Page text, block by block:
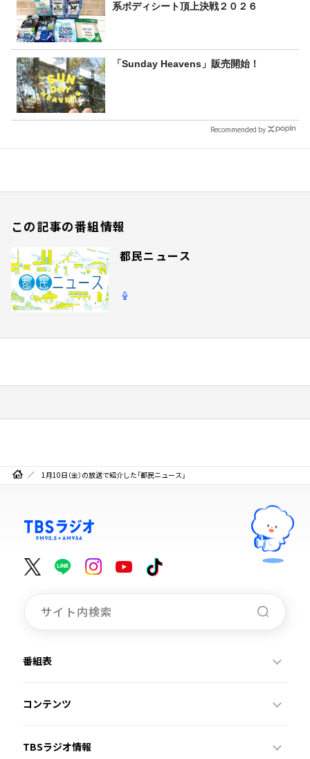
系ボディシート頂上決戦２０２６
「Sunday Heavens」販売開始！
Recommended by
この記事の番組情報
都民ニュース
1月10日（金）の放送で紹介した「都民ニュース」
番組表
コンテンツ
TBSラジオ情報